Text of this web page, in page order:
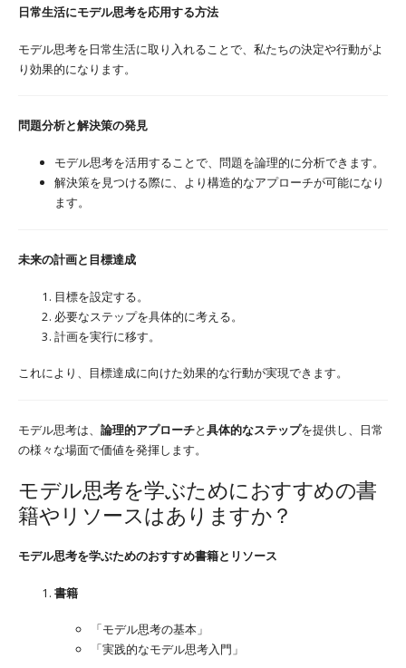
日常生活にモデル思考を応用する方法
モデル思考を日常生活に取り入れることで、私たちの決定や行動がよ
り効果的になります。
問題分析と解決策の発見
モデル思考を活用することで、問題を論理的に分析できます。
解決策を見つける際に、より構造的なアプローチが可能になり
ます。
未来の計画と目標達成
目標を設定する。
必要なステップを具体的に考える。
計画を実行に移す。
これにより、目標達成に向けた効果的な行動が実現できます。
モデル思考は、 論理的アプローチと具体的なステップを提供し、日常
の様々な場面で価値を発揮します。
モデル思考を学ぶためにおすすめの書
籍やリソースはありますか？
モデル思考を学ぶためのおすすめ書籍とリソース
書籍
「モデル思考の基本」
「実践的なモデル思考入門」